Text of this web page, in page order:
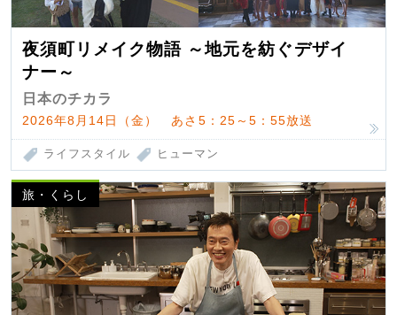
夜須町リメイク物語 ～地元を紡ぐデザイ
ナー～
日本のチカラ
2026年8月14日（金） あさ5：25～5：55放送
ライフスタイル ヒューマン
旅・くらし